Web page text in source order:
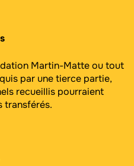
Martin-Matte ou tout
par une tierce partie,
recueillis pourraient
transférés.